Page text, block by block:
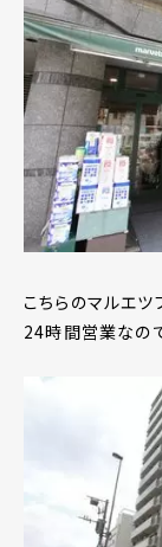
こちらのマルエツ
24時間営業なの